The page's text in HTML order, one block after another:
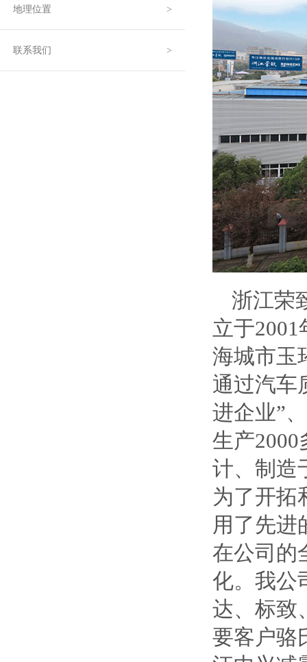
地理位置
联系我们
浙江荣
立于
海城市玉
通过汽车
进企业”
生产
计、制造
为了开拓
用了先进
在公司的
化。我公
达、标致
要客户骆